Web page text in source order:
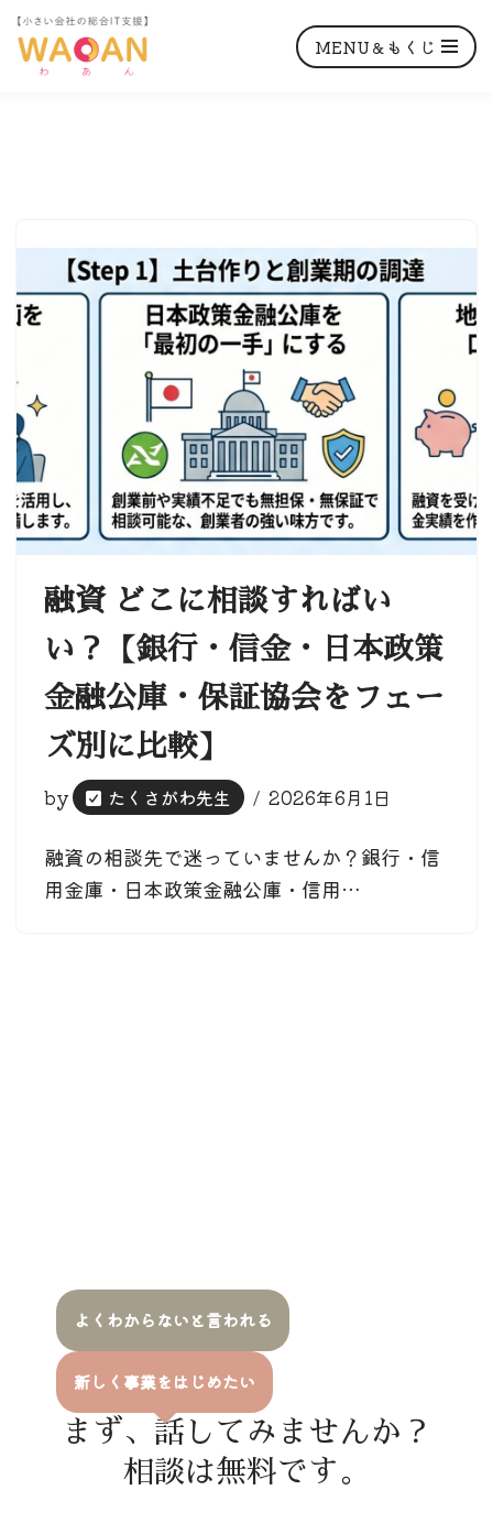
ン
ツ
へ
キ
ッ
プ
MENU＆もくじ
融資 どこに相談すればい
い？【銀行・信金・日本政策
金融公庫・保証協会をフェー
ズ別に比較】
by たくさがわ先生 2026年6月1日
融資の相談先で迷っていませんか？銀行・信
用金庫・日本政策金融公庫・信用…
よくわからないと言われる
新しく事業をはじめたい
まず、話してみませんか？
相談は無料です。